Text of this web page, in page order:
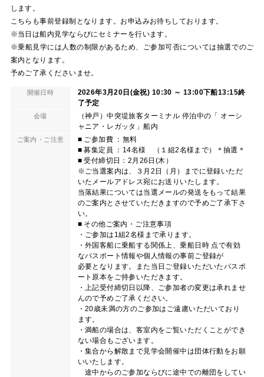
します。
こちらも事前登録制となります。お申込みお待ちしております。
※当日は船内見学ならびにセミナーを行います。
※乗船見学には人数の制限があるため、ご参加可否については抽選でのご
案内となります。
予めご了承くださいませ。
開催日時
2026年3月20日(金祝) 10:30 ～ 13:00下船13:15終
了予定
会場
（神戸）中突堤旅客ターミナル 停泊中の「 オーシ
ャニア・レガッタ」船内
ご案内・ご注意
■ ご参加費 ：無料
■ 募集定員 ：14名様 （１組2名様まで）＊抽選＊
■ 受付締切日：2月26日(木）
※ご当選案内は、３月2日（月）までに登録いただ
いたメールアドレス宛にお送りいたします。
当落結果については当選メールの発送をもって結果
のご案内とさせていただきますので予めご了承下さ
い。
■ その他ご案内・ご注意事項
・ご参加は1組2名様まで承ります。
・外国客船に乗船する関係上、乗船日時 点で有効
なパスポート情報や個人情報の事前ご登録が
必要となります。また当日ご登録いただいたパスポ
ート原本をご持参いただきます。
・上記受付締切日以降、ご参加者の変更は承れませ
んので予めご了承ください。
・20歳未満の方のご参加はご遠慮いただいており
ます。
・満船の場合は、客室内をご覧いただくことができ
ない場合もございます。
・集合から解散まで見学会開催中は団体行動をお願
いいたします。
途中からのご参加ならびに途中での離団をしてい